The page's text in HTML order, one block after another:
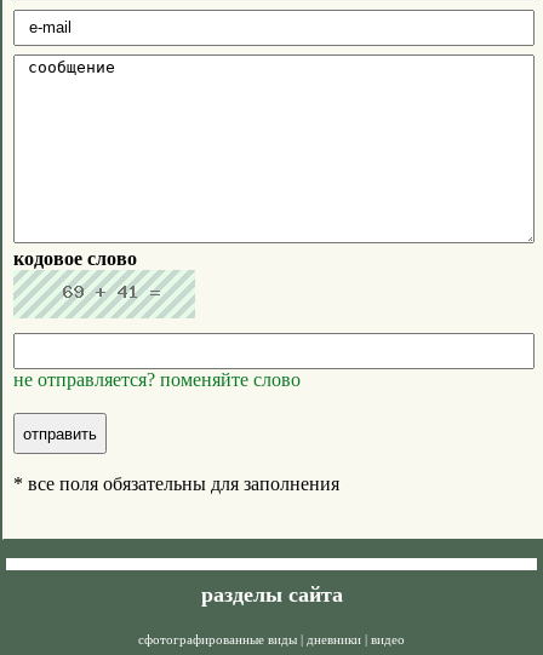
кодовое слово
не отправляется? поменяйте слово
* все поля обязательны для заполнения
разделы сайта
сфотографированные виды дневники видео